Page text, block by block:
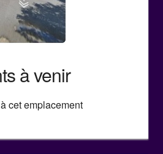
à venir
cet emplacement